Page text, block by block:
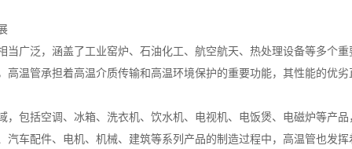
当广泛，涵盖了工业窑炉、石油化工、航空航天、热处理设备等多个重
高温管承担着高温介质传输和高温环境保护的重要功能，其性能的优
，包括空调、冰箱、洗衣机、饮水机、电视机、电饭煲、电磁炉等产
汽车配件、电机、机械、建筑等系列产品的制造过程中，高温管也发